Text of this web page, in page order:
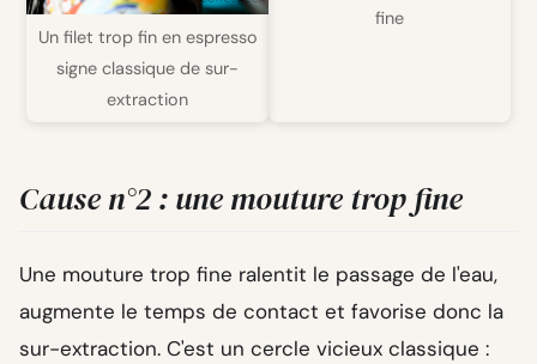
Un filet trop fin en espresso
signe classique de sur-
extraction
fine
Cause n°2 : une mouture trop fine
Une mouture trop fine ralentit le passage de l'eau,
augmente le temps de contact et favorise donc la
sur-extraction. C'est un cercle vicieux classique :